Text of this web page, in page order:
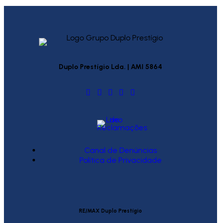
Duplo Prestígio Lda. | AMI 5864
Canal de Denúncias
Política de Privacidade
RE/MAX Duplo Prestígio